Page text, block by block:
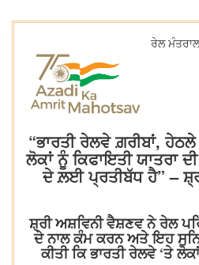
ਰੇਲ
“ਭਾਰਤੀ ਰੇਲਵੇ ਗ਼ਰੀਬਾਂ,
ਲੋਕਾਂ ਨੂੰ ਕਿਫਾਇਤੀ ਯਾਤਰਾ
ਦੇ ਲ਼ਈ ਪ੍ਰਤੀਬੱਧ ਹੈ” –
ਸ਼੍ਰੀ ਅਸ਼ਵਿਨੀ ਵੈਸ਼ਣਵ ਨੇ ਰੇਲ
ਦੇ ਨਾਲ ਕੰਮ ਕਰਨ ਅਤੇ ਇਹ
ਕੀਤੀ ਕਿ ਭਾਰਤੀ ਰੇਲਵੇ ‘ਤੇ